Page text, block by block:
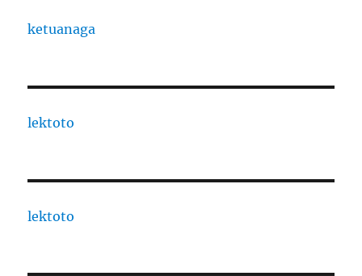
ketuanaga
lektoto
lektoto